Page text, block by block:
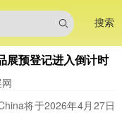
搜索
预登记进入倒计时
将于2026年4月27日